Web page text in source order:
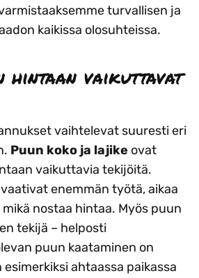
turvallisen ja
kaikissa olosuhteissa.
hintaan vaikuttavat
vaihtelevat suuresti eri
Puun koko ja lajike ovat
vaikuttavia tekijöitä.
enemmän työtä, aikaa
nostaa hintaa. Myös puun
tekijä – helposti
puun kaataminen on
ahtaassa paikassa